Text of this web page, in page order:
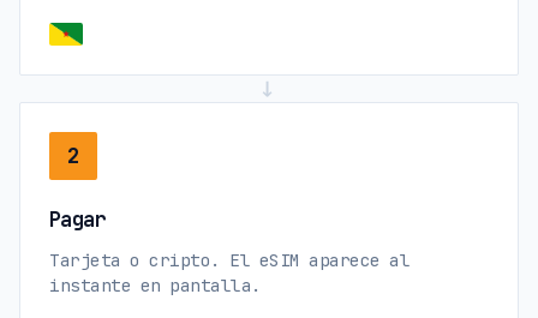
→
2
Pagar
Tarjeta o cripto. El eSIM aparece al
instante en pantalla.